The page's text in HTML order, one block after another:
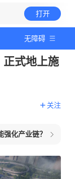
打开
无障碍
正式地上施
关注
化产业链？